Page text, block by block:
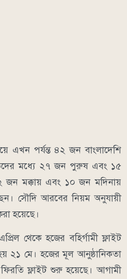
এখন পর্যন্ত ৪২ জন বাংলাদেশি
মধ্যে ২৭ জন পুরুষ এবং ১৫
জন মক্কায় এবং ১০ জন মদিনায়
সৌদি আরবের নিয়ম অনুযায়ী
হয়েছে।
থেকে হজের বহির্গামী ফ্লাইট
২১ মে। হজের মূল আনুষ্ঠানিকতা
ফ্লাইট শুরু হয়েছে। আগামী